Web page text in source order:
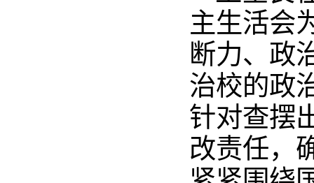
主生活会
断力、政
治校的政
针对查摆
改责任，